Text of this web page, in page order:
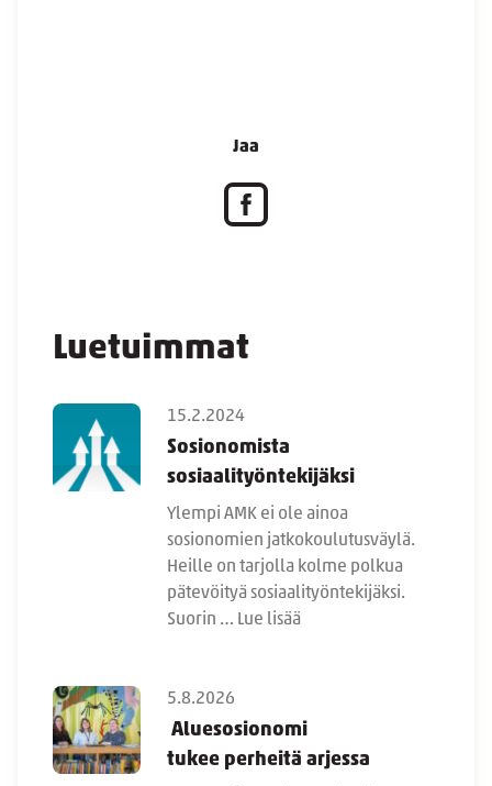
Luetuimmat
15.2.2024
Sosionomista
sosiaalityöntekijäksi
Ylempi AMK ei ole ainoa
sosionomien jatkokoulutusväylä.
Heille on tarjolla kolme polkua
pätevöityä sosiaalityöntekijäksi.
Suorin … Lue lisää
5.8.2026
Aluesosionomi
tukee perheitä arjessa
Jaa